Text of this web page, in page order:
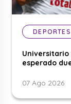
DEPORTES
Universitario
esperado
07 Ago 2026